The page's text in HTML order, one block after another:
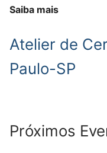
Saiba mais
Atelier de
Paulo-SP
Próximos